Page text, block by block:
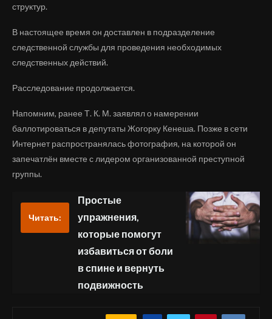
структур.
В настоящее время он доставлен в подразделение
следственной службы для проведения необходимых
следственных действий.
Расследование продолжается.
Напомним, ранее Т. К. М. заявлял о намерении
баллотироваться в депутаты Жогорку Кенеша. Позже в сети
Интернет распространялась фотография, на которой он
запечатлён вместе с лидером организованной преступной
группы.
Читать:
Простые
упражнения,
которые помогут
избавиться от боли
в спине и вернуть
подвижность